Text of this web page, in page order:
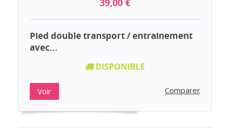
39,00 €
Pied double transport / entrainement
avec...
DISPONIBLE
Voir Comparer